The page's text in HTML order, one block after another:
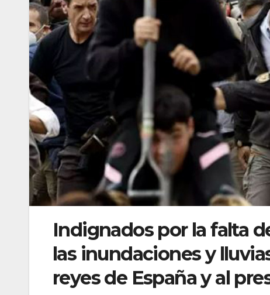
Indignados por la falta
las inundaciones y
reyes de España y al